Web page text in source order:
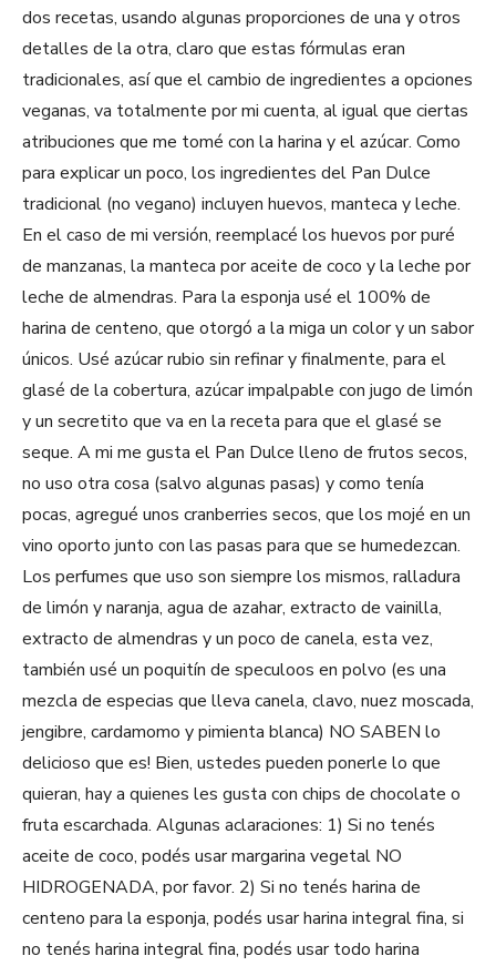
dos recetas, usando algunas proporciones de una y otros
detalles de la otra, claro que estas fórmulas eran
tradicionales, así que el cambio de ingredientes a opciones
veganas, va totalmente por mi cuenta, al igual que ciertas
atribuciones que me tomé con la harina y el azúcar. Como
para explicar un poco, los ingredientes del Pan Dulce
tradicional (no vegano) incluyen huevos, manteca y leche.
En el caso de mi versión, reemplacé los huevos por puré
de manzanas, la manteca por aceite de coco y la leche por
leche de almendras. Para la esponja usé el 100% de
harina de centeno, que otorgó a la miga un color y un sabor
únicos. Usé azúcar rubio sin refinar y finalmente, para el
glasé de la cobertura, azúcar impalpable con jugo de limón
y un secretito que va en la receta para que el glasé se
seque. A mi me gusta el Pan Dulce lleno de frutos secos,
no uso otra cosa (salvo algunas pasas) y como tenía
pocas, agregué unos cranberries secos, que los mojé en un
vino oporto junto con las pasas para que se humedezcan.
Los perfumes que uso son siempre los mismos, ralladura
de limón y naranja, agua de azahar, extracto de vainilla,
extracto de almendras y un poco de canela, esta vez,
también usé un poquitín de speculoos en polvo (es una
mezcla de especias que lleva canela, clavo, nuez moscada,
jengibre, cardamomo y pimienta blanca) NO SABEN lo
delicioso que es! Bien, ustedes pueden ponerle lo que
quieran, hay a quienes les gusta con chips de chocolate o
fruta escarchada. Algunas aclaraciones: 1) Si no tenés
aceite de coco, podés usar margarina vegetal NO
HIDROGENADA, por favor. 2) Si no tenés harina de
centeno para la esponja, podés usar harina integral fina, si
no tenés harina integral fina, podés usar todo harina